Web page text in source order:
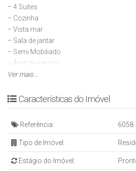
– 4 Suites
– ⁠Cozinha
– ⁠Vista mar
– ⁠Sala de jantar
– ⁠Semi Mobiliado
– ⁠⁠Área de serviço
– ⁠Fechadura digital
– ⁠Piso em porcelanato
– ⁠⁠Sala para 3 ambientes
– ⁠⁠Infraestrutura para água quente
– ⁠⁠3 Vagas de garagem (G3 – 314/315)
EMPREENDIMENTO
Ver mais...
Características do Imóvel
Referência: 6058
Tipo de Imóvel:
Estágio do Imóvel: